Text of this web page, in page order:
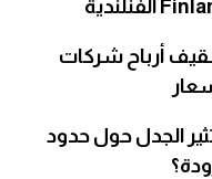
أرباح شركات
الجدل حول حدود